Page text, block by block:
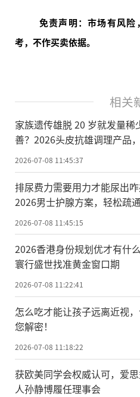
免责声明：市场有风
考，不作买卖依据。
相关
家族遗传雄脱 20 岁就发量稀
善？2026头皮抗雄调理产品
2026-07-08 11:45:37
排尿费力需要用力才能尿出咋
2026男士护腺方案，轻松疏
2026-07-08 11:45:15
2026香港身份规划优才有什
寰行盛世找准黄金窗口期
2026-07-08 11:22:41
怎么吃才能让孩子远离近视
您解密！
2026-07-08 11:18:22
获欧美同学会权威认可，爱
人孙静博履任理事会